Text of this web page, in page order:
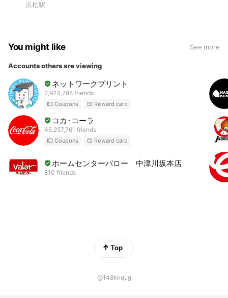
浜松駅
You might like See more
Accounts others are viewing
ネットワークプリント
2,924,788 friends
Coupons Reward card
コカ･コーラ
45,257,761 friends
Coupons Reward card
ホームセンターバロー 中津川坂本店
810 friends
Top
@148kkqug